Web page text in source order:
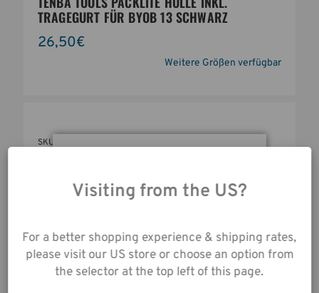
TRAGEGURT FÜR BYOB 13 SCHWARZ
26,50€
Weitere Größen verfügbar
SKU:
unserer Website
stimmen Sie der
unserer
Datenschutzrichtlinie
zu.
Visiting from the US?
For a better shopping experience & shipping rates,
please visit our US store or choose an option from
the selector at the top left of this page.